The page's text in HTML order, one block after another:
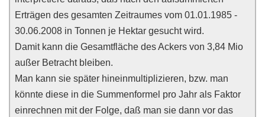
Erträgen des gesamten Zeitraumes vom 01.01.1985 -
30.06.2008 in Tonnen je Hektar gesucht wird.
Damit kann die Gesamtfläche des Ackers von 3,84 Mio
außer Betracht bleiben.
Man kann sie später hineinmultiplizieren, bzw. man
könnte diese in die Summenformel pro Jahr als Faktor
einrechnen mit der Folge, daß man sie dann vor das